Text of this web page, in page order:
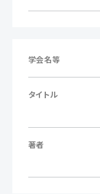
学会名等
タイトル
著者